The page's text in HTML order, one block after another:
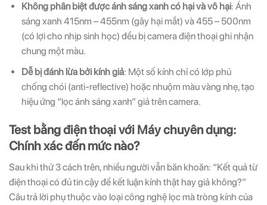
Không phân biệt được ánh sáng xanh có hại và vô hại: Ánh
sáng xanh 415nm – 455nm (gây hại mắt) và 455 – 500nm
(có lợi cho nhịp sinh học) đều bị camera điện thoại ghi nhận
chung một màu.
Dễ bị đánh lừa bởi kính giả: Một số kính chỉ có lớp phủ
chống chói (anti-reflective) hoặc nhuộm màu vàng nhẹ, tạo
hiệu ứng “lọc ánh sáng xanh” giả trên camera.
Test bằng điện thoại với Máy chuyên dụng:
Chính xác đến mức nào?
Sau khi thử 3 cách trên, nhiều người vẫn băn khoăn: “Kết quả từ
điện thoại có đủ tin cậy để kết luận kính thật hay giả không?”
Câu trả lời phụ thuộc vào loại công nghệ lọc mà tròng kính của